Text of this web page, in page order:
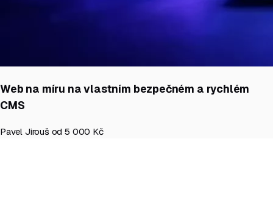
Web na míru na vlastním bezpečném a rychlém
CMS
Pavel Jirouš od 5 000 Kč